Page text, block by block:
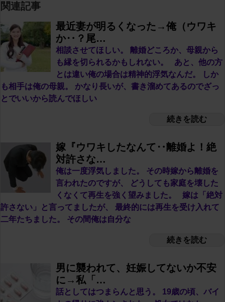
関連記事
最近妻が明るくなった→俺（ウワキ
か‥？尾…
相談させてほしい。 離婚どころか、母親から
も縁を切られるかもしれない。 あと、他の方
とは違い俺の場合は精神的浮気なんだ。 しか
も相手は俺の母親。 かなり長いが、書き溜めてあるのでざっ
とでいいから読んでほしい
続きを読む
嫁『ウワキしたなんて‥離婚よ！絶
対許さな…
俺は一度浮気しました。 その時嫁から離婚を
言われたのですが、 どうしても家庭を壊した
くなくて再生を強く望みました。 嫁は「絶対
許さない」と言ってましたが、 最終的には再生を受け入れて
二年たちました。 その間俺は自分な
続きを読む
男に襲われて、妊娠してないか不安
に→私「…
話としてはつまらんと思う。 19歳の頃、バイ